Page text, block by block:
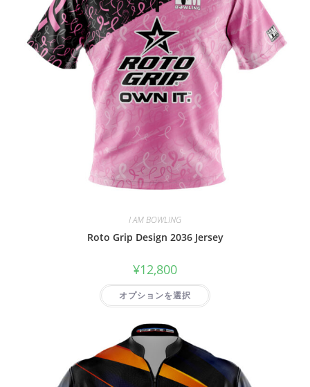
I AM BOWLING
Roto Grip Design 2036 Jersey
¥12,800
オプションを選択